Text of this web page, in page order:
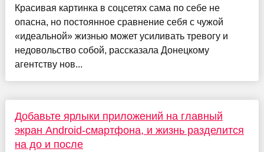
Красивая картинка в соцсетях сама по себе не
опасна, но постоянное сравнение себя с чужой
«идеальной» жизнью может усиливать тревогу и
недовольство собой, рассказала Донецкому
агентству нов...
Добавьте ярлыки приложений на главный
экран Android-смартфона, и жизнь разделится
на до и после